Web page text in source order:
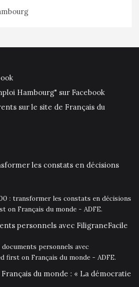
Hambourg" sur Facebook
sur le site de Français du
les constats en décisions
: transformer les constats en décisions
on Français du monde - ADFE.
personnels avec FiligraneFacile
personnels avec
first on Français du monde - ADFE.
Français du monde : « La démocratie